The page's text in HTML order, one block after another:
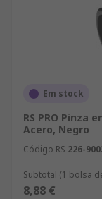
Em stock
RS PRO Pinza
Acero, Negro
Código RS 226-
Subtotal (1 bolsa
8,88 €